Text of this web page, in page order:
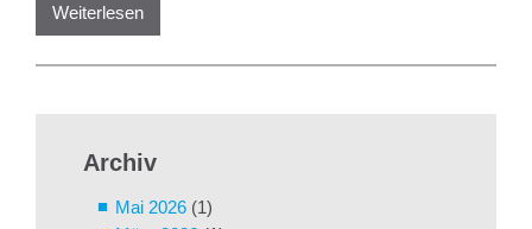
Weiterlesen
Archiv
Mai 2026 (1)